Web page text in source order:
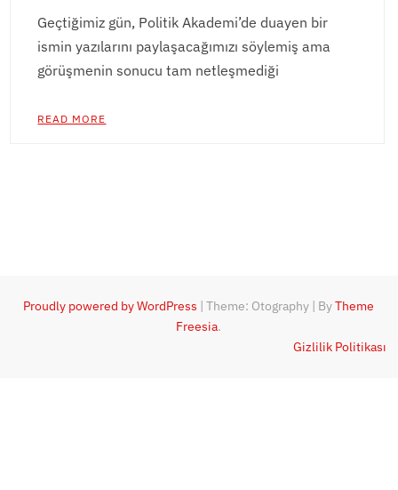
Geçtiğimiz gün, Politik Akademi’de duayen bir
ismin yazılarını paylaşacağımızı söylemiş ama
görüşmenin sonucu tam netleşmediği
READ MORE
Proudly powered by WordPress |Theme: Otography | ByTheme
Freesia.
Gizlilik Politikası